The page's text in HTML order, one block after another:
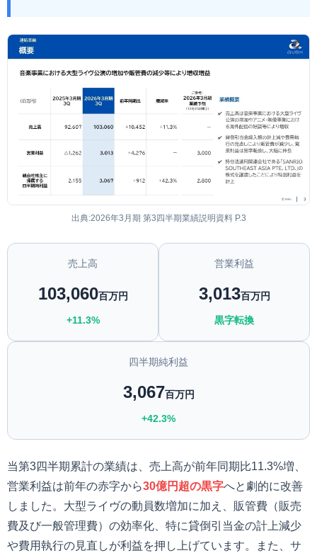
出典:2026年3月期 第3四半期業績説明資料 P.3
売上高
103,060百万円
+11.3%
営業利益
3,013百万円
黒字転換
四半期純利益
3,067百万円
+42.3%
当第3四半期累計の業績は、売上高が前年同期比11.3%増、
営業利益は前年の赤字から30億円超の黒字へと劇的に改善
しました。大型ライヴの動員数増加に加え、販管費（販売
費及び一般管理費）の効率化、特に貸倒引当金の計上減少
や費用執行の見直しが利益を押し上げています。また、サ